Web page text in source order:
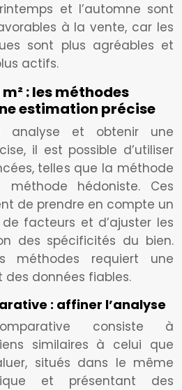
et l’automne sont
à la vente, car les
sont plus agréables et
actifs.
: les méthodes
estimation précise
analyse et obtenir une
il est possible d’utiliser
telles que la méthode
hédoniste. Ces
de prendre en compte un
facteurs et d’ajuster les
des spécificités du bien.
méthodes requiert une
données fiables.
: affiner l’analyse
consiste à
similaires à celui que
situés dans le même
et présentant des